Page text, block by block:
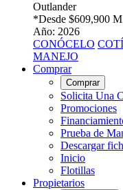
Outlander
*Desde $609,900
Año: 2026
CONÓCELO
MANEJO
Comprar
Comprar
Solicita Una
Promociones
Prueba de
Descargar
Inicio
Flotillas
Propietarios